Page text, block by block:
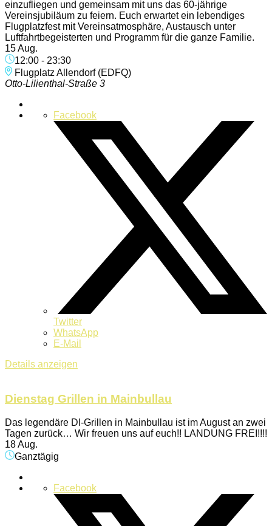
einzufliegen und gemeinsam mit uns das 60-jährige
Vereinsjubiläum zu feiern. Euch erwartet ein lebendiges
Flugplatzfest mit Vereinsatmosphäre, Austausch unter
Luftfahrtbegeisterten und Programm für die ganze Familie.
15 Aug.
12:00 - 23:30
Flugplatz Allendorf (EDFQ)
Otto-Lilienthal-Straße 3
Facebook
Twitter
WhatsApp
E-Mail
Details anzeigen
Dienstag Grillen in Mainbullau
Das legendäre DI-Grillen in Mainbullau ist im August an zwei
Tagen zurück… Wir freuen uns auf euch!! LANDUNG FREI!!!!
18 Aug.
Ganztägig
Facebook